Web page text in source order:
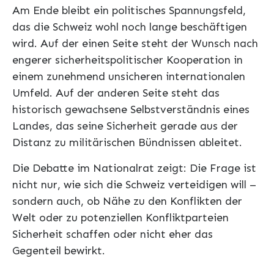
Am Ende bleibt ein politisches Spannungsfeld,
das die Schweiz wohl noch lange beschäftigen
wird. Auf der einen Seite steht der Wunsch nach
engerer sicherheitspolitischer Kooperation in
einem zunehmend unsicheren internationalen
Umfeld. Auf der anderen Seite steht das
historisch gewachsene Selbstverständnis eines
Landes, das seine Sicherheit gerade aus der
Distanz zu militärischen Bündnissen ableitet.
Die Debatte im Nationalrat zeigt: Die Frage ist
nicht nur, wie sich die Schweiz verteidigen will –
sondern auch, ob Nähe zu den Konflikten der
Welt oder zu potenziellen Konfliktparteien
Sicherheit schaffen oder nicht eher das
Gegenteil bewirkt.